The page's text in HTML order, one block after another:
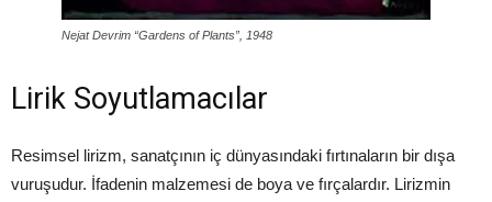
Nejat Devrim “Gardens of Plants”, 1948
Lirik Soyutlamacılar
Resimsel lirizm, sanatçının iç dünyasındaki fırtınaların bir dışa
vuruşudur. İfadenin malzemesi de boya ve fırçalardır. Lirizmin